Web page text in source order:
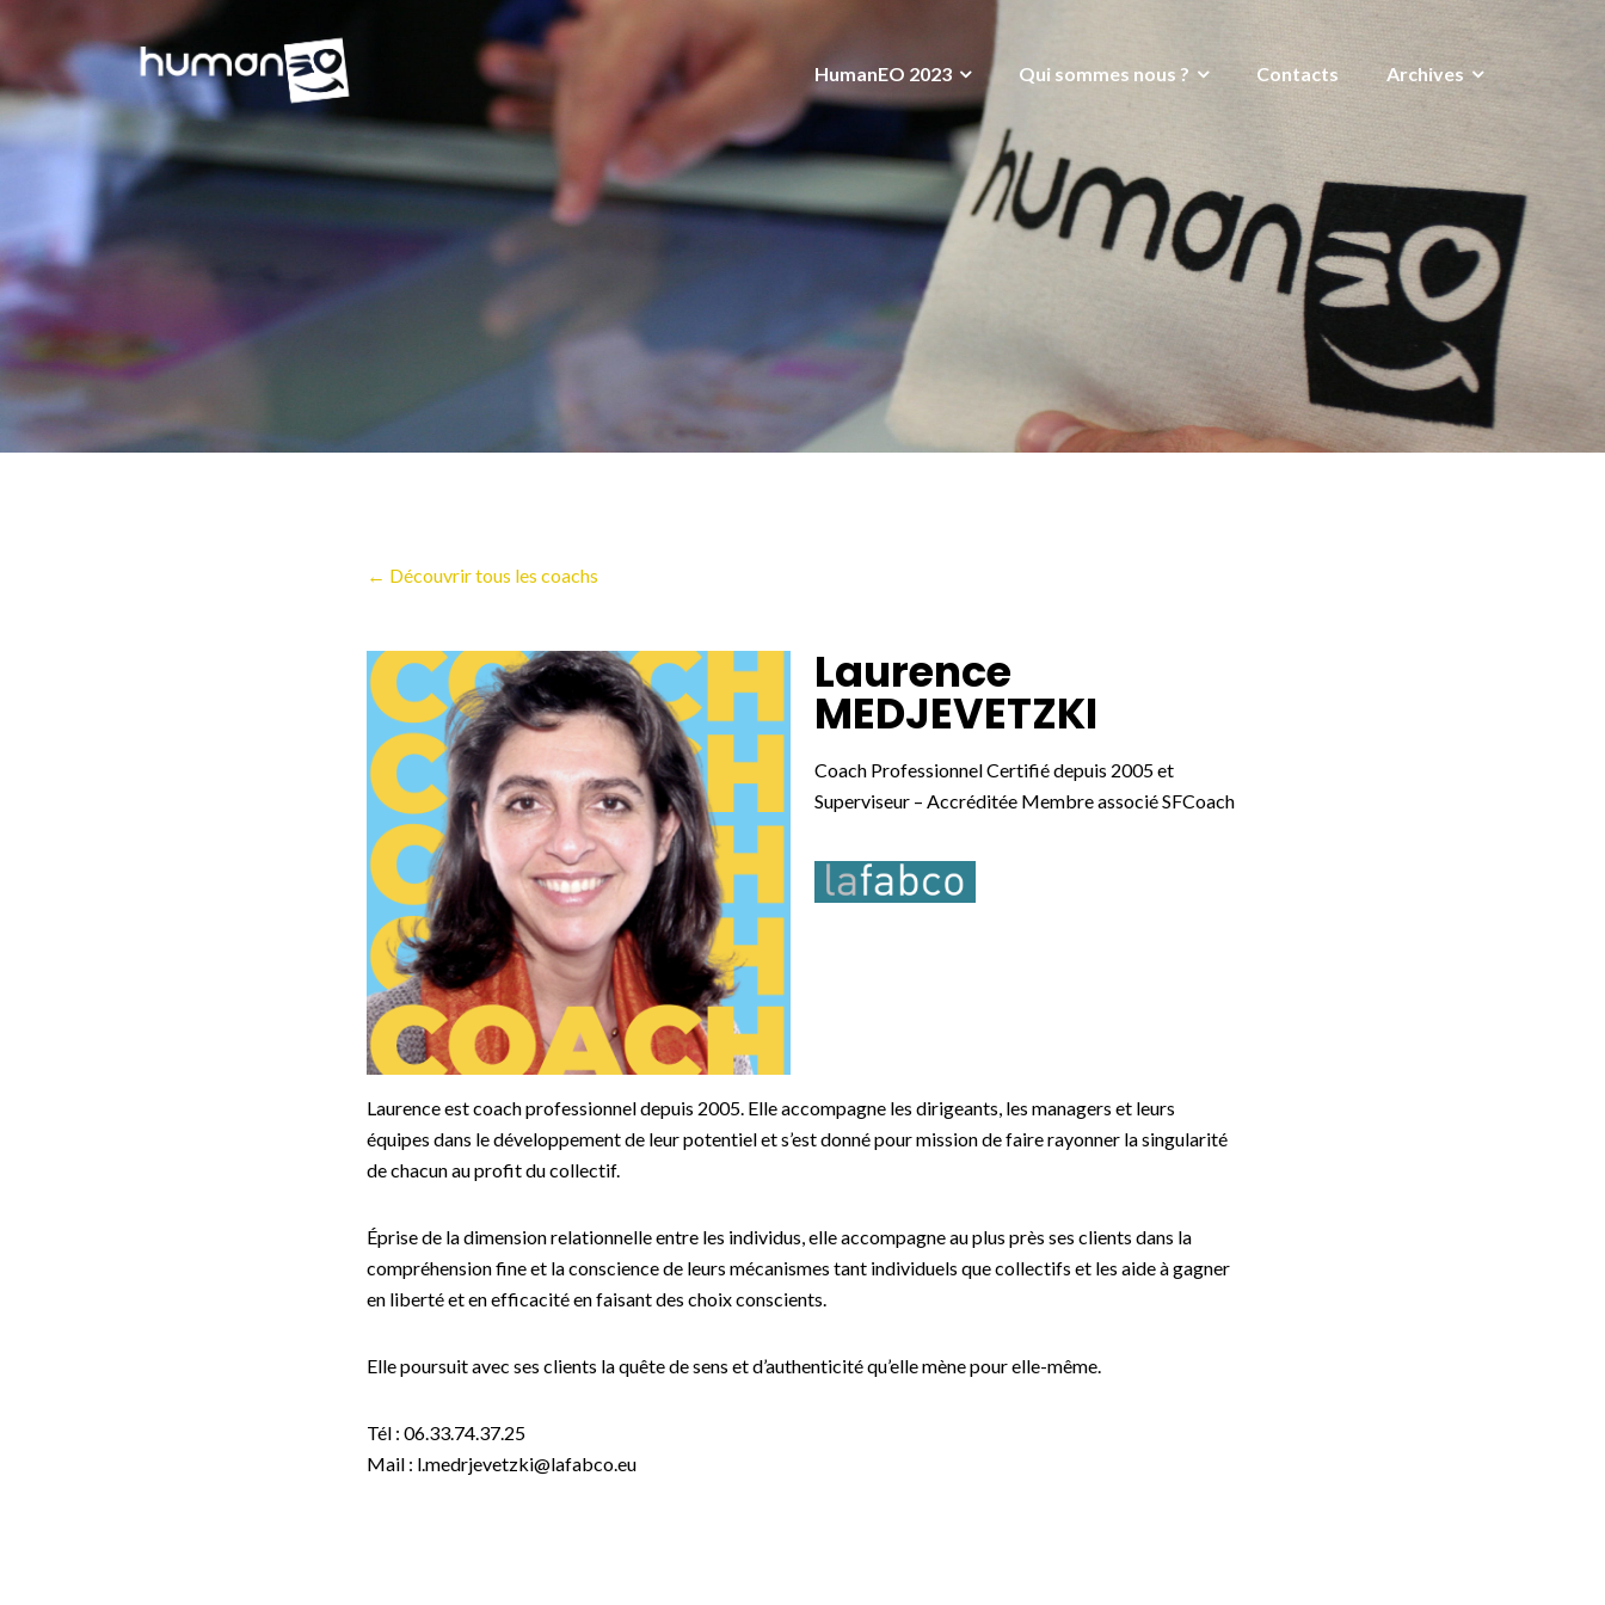
HumanEO 2023 Qui sommes nous ? Contacts Archives
← Découvrir tous les coachs
Laurence
MEDJEVETZKI
Coach Professionnel Certifié depuis 2005 et
Superviseur – Accréditée Membre associé SFCoach
Laurence est coach professionnel depuis 2005. Elle accompagne les dirigeants, les managers et leurs
équipes dans le développement de leur potentiel et s’est donné pour mission de faire rayonner la singularité
de chacun au profit du collectif.
Éprise de la dimension relationnelle entre les individus, elle accompagne au plus près ses clients dans la
compréhension fine et la conscience de leurs mécanismes tant individuels que collectifs et les aide à gagner
en liberté et en efficacité en faisant des choix conscients.
Elle poursuit avec ses clients la quête de sens et d’authenticité qu’elle mène pour elle-même.
Tél : 06.33.74.37.25
Mail : l.medrjevetzki@lafabco.eu